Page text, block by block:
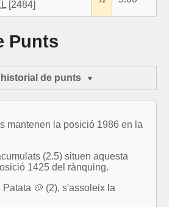
[2484]
Punts
de punts
mantenen la posició 1986 en la
(2.5) situen aquesta
1425 del rànquing.
🥔 (2), s'assoleix la